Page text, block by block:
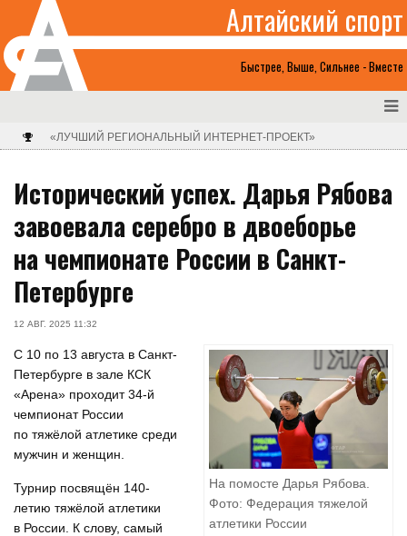
Быстрее, Выше, Сильнее - Вместе
Алтайский спорт
«ЛУЧШИЙ РЕГИОНАЛЬНЫЙ ИНТЕРНЕТ-ПРОЕКТ»
Исторический успех. Дарья Рябова
завоевала серебро в двоеборье
на чемпионате России в Санкт-
Петербурге
12 АВГ. 2025 11:32
На помосте Дарья Рябова.
Фото: Федерация тяжелой
атлетики России
С 10 по 13 августа в Санкт-
Петербурге в зале КСК
«Арена» проходит 34-й
чемпионат России
по тяжёлой атлетике среди
мужчин и женщин.
Турнир посвящён 140-
летию тяжёлой атлетики
в России. К слову, самый